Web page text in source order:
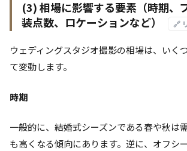
(3) 相場に影響する要素（時期、
装点数、ロケーションなど）
🔗
ウェディングスタジオ撮影の相場は、いく
て変動します。
時期
一般的に、結婚式シーズンである春や秋は
も高くなる傾向にあります。逆に、オフシ